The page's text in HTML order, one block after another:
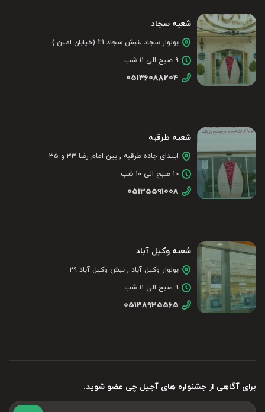
برای آگاهی از جشنواره های آجیل چی عضو شوید.
شعبه سجاد
بولوار سجاد ،نبش سجاد 21 (خیابان امین )
۹ صبح الی ۱۱ شب
05136088204
شعبه طرقبه
ابتدای جاده طرقبه , بین امام رضا ۳۳ و ۳۵
۱۰ صبح الی ۱۰ شب
05135591008
شعبه وکیل آباد
بولوار وکیل آباد , نبش وکیل آباد ۲۹
۹ صبح الی ۱۱ شب
05138935565